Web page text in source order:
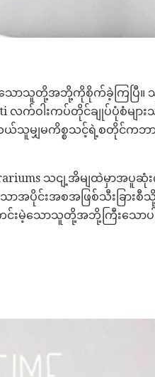
းမဲ့သောသူတို့အဘို့ကိုစိုက်ခဲ့ကြပ
က်ဝါးကပ်တိုင်ချုပ်ပုံစံများ
အဘယ်သူမျှမကိစ္စသင့်ရဲ့စတိုင်
သငျ့အိမျထဲမှာအပူဆုံ
ောအပိုင်းအစအဖြစ်သီးခြ
င်းမဲ့သောသူတို့အဘို့ကြီးသော